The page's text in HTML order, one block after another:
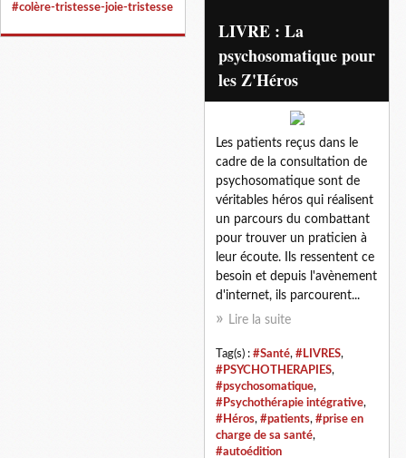
#colère-tristesse-joie-tristesse
LIVRE : La
psychosomatique pour
les Z'Héros
Les patients reçus dans le
cadre de la consultation de
psychosomatique sont de
véritables héros qui réalisent
un parcours du combattant
pour trouver un praticien à
leur écoute. Ils ressentent ce
besoin et depuis l'avènement
d'internet, ils parcourent...
Lire la suite
Tag(s) : #Santé, #LIVRES,
#PSYCHOTHERAPIES,
#psychosomatique,
#Psychothérapie intégrative,
#Héros, #patients, #prise en
charge de sa santé,
#autoédition